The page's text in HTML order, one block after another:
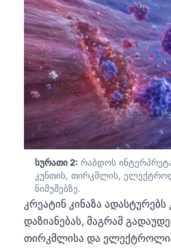
სურათი 2: რაბდოს
კუნთის, თირკმლის,
ნიმუშებზე.
კრეატინ კინაზა ადასტურებს
დაზიანებას, მაგრამ
თირკმლისა და